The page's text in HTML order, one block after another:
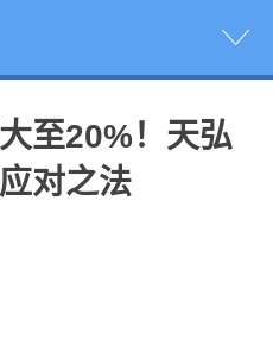
至20%！天弘
对之法